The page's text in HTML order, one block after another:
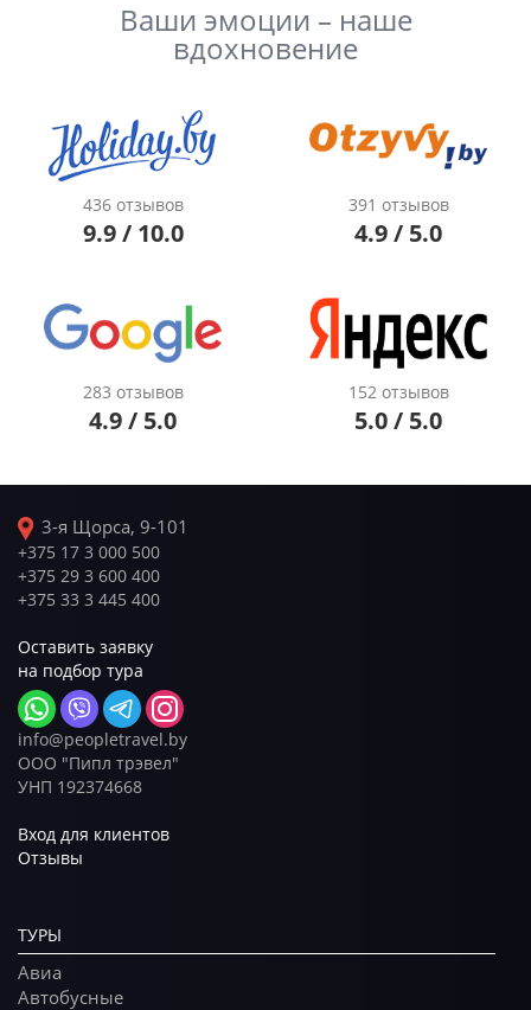
Ваши эмоции – наше
вдохновение
436 отзывов
9.9 / 10.0
391 отзывов
4.9 / 5.0
283 отзывов
4.9 / 5.0
152 отзывов
5.0 / 5.0
3-я Щорса, 9-101
+375 17 3 000 500
+375 29 3 600 400
+375 33 3 445 400
Оставить заявку
на подбор тура
info@peopletravel.by
ООО "Пипл трэвел"
УНП 192374668
Вход для клиентов
Отзывы
ТУРЫ
Авиа
Автобусные